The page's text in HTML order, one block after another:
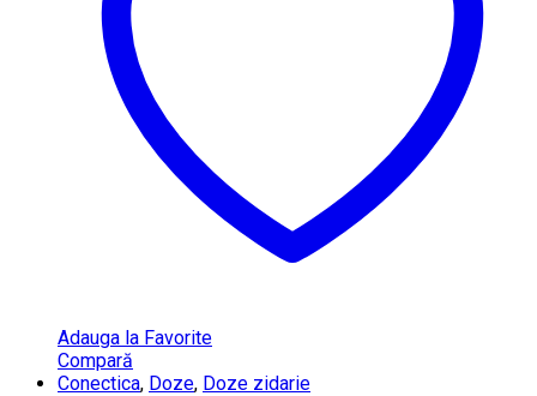
Adauga la Favorite
Compară
Conectica, Doze, Doze zidarie